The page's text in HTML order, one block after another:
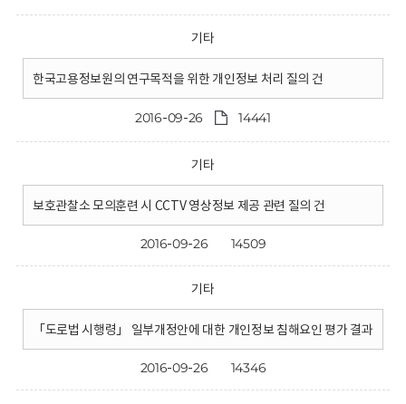
기타
한국고용정보원의 연구목적을 위한 개인정보 처리 질의 건
2016-09-26 14441
기타
보호관찰소 모의훈련 시 CCTV 영상정보 제공 관련 질의 건
2016-09-26 14509
기타
「도로법 시행령」 일부개정안에 대한 개인정보 침해요인 평가 결과
2016-09-26 14346